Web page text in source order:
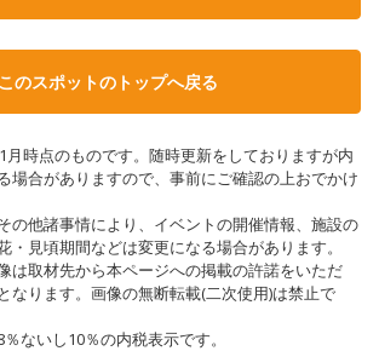
このスポットのトップへ戻る
時点のものです。随時更新をしておりますが内
場合がありますので、事前にご確認の上おでかけ
の他諸事情により、イベントの開催情報、施設の
・見頃期間などは変更になる場合があります。
は取材先から本ページへの掲載の許諾をいただ
なります。画像の無断転載(二次使用)は禁止で
ないし10％の内税表示です。